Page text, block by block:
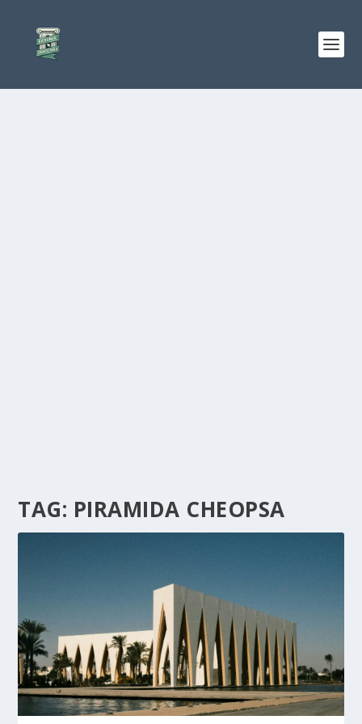
TAG: PIRAMIDA CHEOPSA